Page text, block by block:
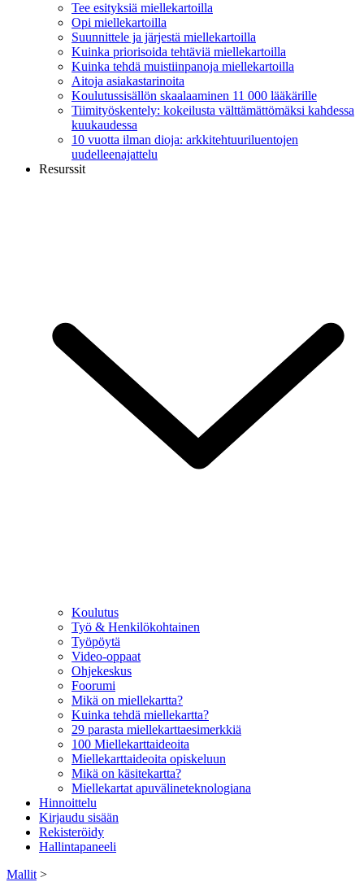
Tee esityksiä miellekartoilla
Opi miellekartoilla
Suunnittele ja järjestä miellekartoilla
Kuinka priorisoida tehtäviä miellekartoilla
Kuinka tehdä muistiinpanoja miellekartoilla
Aitoja asiakastarinoita
Koulutussisällön skaalaaminen 11 000 lääkärille
Tiimityöskentely: kokeilusta välttämättömäksi kahdessa
kuukaudessa
10 vuotta ilman dioja: arkkitehtuuriluentojen
uudelleenajattelu
Resurssit
Koulutus
Työ & Henkilökohtainen
Työpöytä
Video-oppaat
Ohjekeskus
Foorumi
Mikä on miellekartta?
Kuinka tehdä miellekartta?
29 parasta miellekarttaesimerkkiä
100 Miellekarttaideoita
Miellekarttaideoita opiskeluun
Mikä on käsitekartta?
Miellekartat apuvälineteknologiana
Hinnoittelu
Kirjaudu sisään
Rekisteröidy
Hallintapaneeli
Mallit >